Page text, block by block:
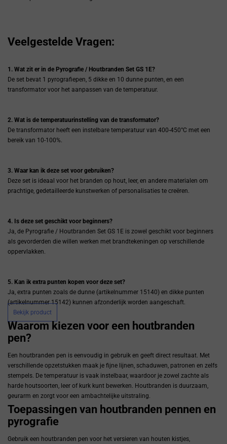
Veelgestelde Vragen:
1. Wat zit er in de Pyrografie / Houtbranden Set GS 1E?
De set bevat 1 pyrografiepen, 5 dikke en 10 dunne punten, en een
transformator voor het aanpassen van de temperatuur.
2. Wat is de temperatuurinstelling van de transformator?
De transformator heeft een instelbare temperatuur van 400-450°C met een
bereik van 10-100%.
3. Waar kan ik deze set voor gebruiken?
Deze set is ideaal voor het branden op hout, leer, en andere materialen om
prachtige, gedetailleerde kunstwerken of personalisaties te creëren.
4. Is deze set geschikt voor beginners?
Ja, de Pyrografie / Houtbranden Set GS 1E is zowel geschikt voor beginners
als gevorderden die willen werken met brandtekeningen op verschillende
oppervlakken.
5. Kan ik extra punten kopen voor deze set?
Ja, extra punten zoals de dunne (artikelnummer 15140) en dikke punten
(artikelnummer 15142) kunnen afzonderlijk worden aangeschaft.
Bekijk product
Waarom kiezen voor een houtbranden
pen?
Een houtbranden pen is eenvoudig in gebruik en geeft direct resultaat. Met
verschillende opzetstukken maak je fijne lijnen, schaduwen, patronen en zelfs
stempels. De temperatuur is vaak instelbaar, waardoor je zowel zachte als
harde houtsoorten, leer of kurk kunt bewerken. Houtbranden is duurzaam,
geurarm en zorgt voor een ambachtelijke uitstraling.
Toepassingen van houtbranden pennen en
pyrografie
Gebruik een houtbranden pen voor het versieren van houten kistjes,